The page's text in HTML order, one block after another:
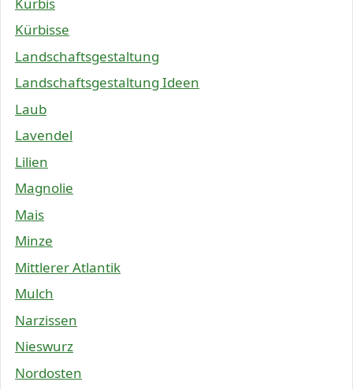
Kürbisse
Landschaftsgestaltung
Landschaftsgestaltung Ideen
Laub
Lavendel
Lilien
Magnolie
Mais
Minze
Mittlerer Atlantik
Mulch
Narzissen
Nieswurz
Nordosten